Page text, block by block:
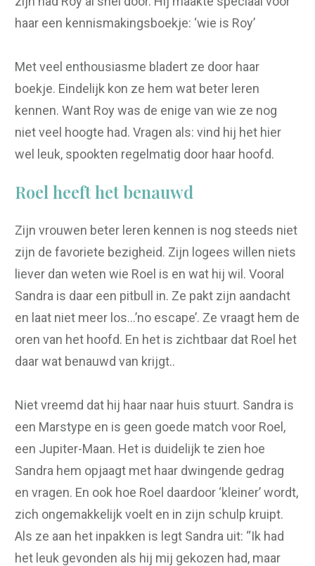
haar een kennismakingsboekje: ‘wie is Roy’
Met veel enthousiasme bladert ze door haar
boekje. Eindelijk kon ze hem wat beter leren
kennen. Want Roy was de enige van wie ze nog
niet veel hoogte had. Vragen als: vind hij het hier
wel leuk, spookten regelmatig door haar hoofd.
Roel heeft het benauwd
Zijn vrouwen beter leren kennen is nog steeds niet
zijn de favoriete bezigheid. Zijn logees willen niets
liever dan weten wie Roel is en wat hij wil. Vooral
Sandra is daar een pitbull in. Ze pakt zijn aandacht
en laat niet meer los…’no escape’. Ze vraagt hem de
oren van het hoofd. En het is zichtbaar dat Roel het
daar wat benauwd van krijgt..
Niet vreemd dat hij haar naar huis stuurt. Sandra is
een Marstype en is geen goede match voor Roel,
een Jupiter-Maan. Het is duidelijk te zien hoe
Sandra hem opjaagt met haar dwingende gedrag
en vragen. En ook hoe Roel daardoor ‘kleiner’ wordt,
zich ongemakkelijk voelt en in zijn schulp kruipt.
Als ze aan het inpakken is legt Sandra uit: “Ik had
het leuk gevonden als hij mij gekozen had, maar